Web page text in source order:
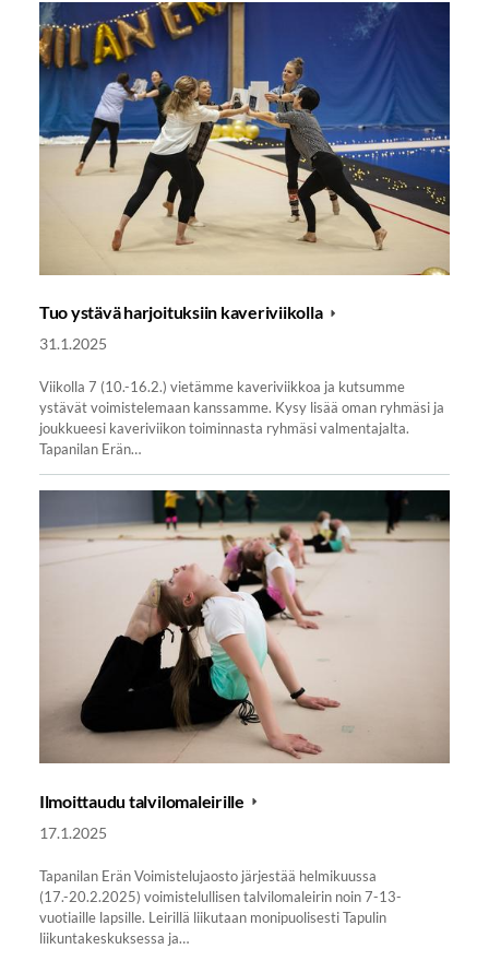
Tuo ystävä harjoituksiin kaveriviikolla
31.1.2025
Viikolla 7 (10.-16.2.) vietämme kaveriviikkoa ja kutsumme
ystävät voimistelemaan kanssamme. Kysy lisää oman ryhmäsi ja
joukkueesi kaveriviikon toiminnasta ryhmäsi valmentajalta.
Tapanilan Erän…
Ilmoittaudu talvilomaleirille
17.1.2025
Tapanilan Erän Voimistelujaosto järjestää helmikuussa
(17.-20.2.2025) voimistelullisen talvilomaleirin noin 7-13-
vuotiaille lapsille. Leirillä liikutaan monipuolisesti Tapulin
liikuntakeskuksessa ja…